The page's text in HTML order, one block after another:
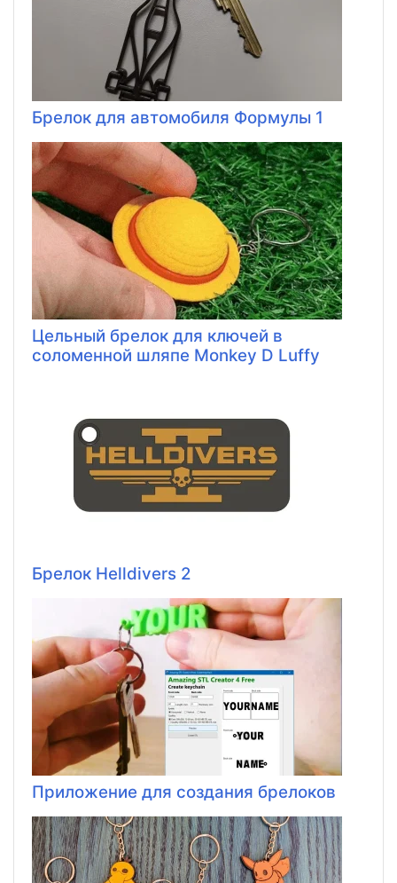
Брелок для автомобиля Формулы 1
Цельный брелок для ключей в
соломенной шляпе Monkey D Luffy
Брелок Helldivers 2
Приложение для создания брелоков